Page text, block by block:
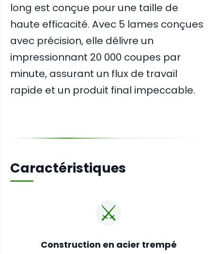
long est conçue pour une taille de
haute efficacité. Avec 5 lames conçues
avec précision, elle délivre un
impressionnant 20 000 coupes par
minute, assurant un flux de travail
rapide et un produit final impeccable.
Caractéristiques
⚔️
Construction en acier trempé